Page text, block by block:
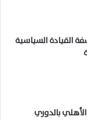
القيادة السياسية
بالدوري